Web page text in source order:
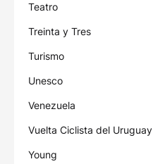
Teatro
Treinta y Tres
Turismo
Unesco
Venezuela
Vuelta Ciclista del Uruguay
Young